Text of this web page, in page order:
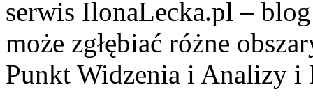
serwis IlonaLecka.pl –
może zgłębiać różne
Punkt Widzenia i Analizy